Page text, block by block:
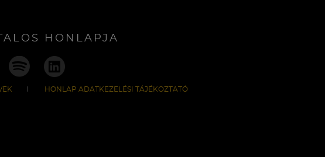
HONLAPJA
HONLAP ADATKEZELÉSI TÁJÉKOZTATÓ